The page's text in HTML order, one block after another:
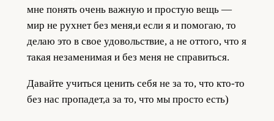
мне понять очень важную и простую вещь —
мир не рухнет без меня,и если я и помогаю, то
делаю это в свое удовольствие, а не оттого, что я
такая незаменимая и без меня не справиться.
Давайте учиться ценить себя не за то, что кто-то
без нас пропадет,а за то, что мы просто есть)